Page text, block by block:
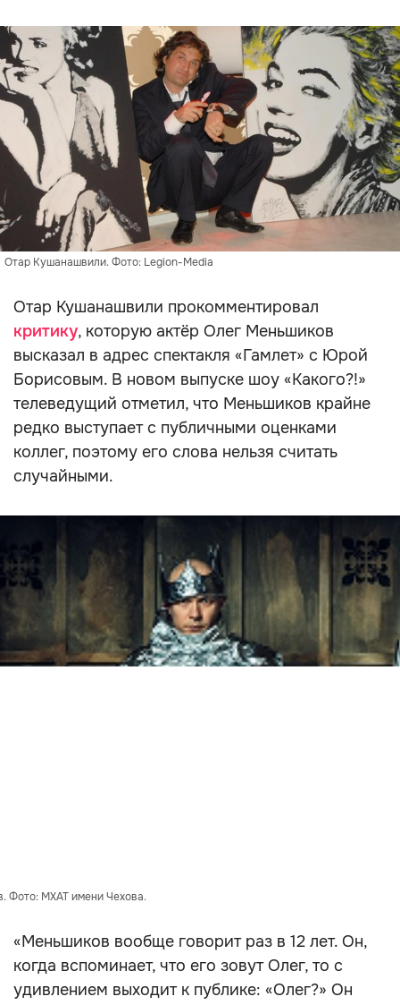
Отар Кушанашвили. Фото: Legion-Media
Отар Кушанашвили прокомментировал
критику, которую актёр Олег Меньшиков
высказал в адрес спектакля «Гамлет» с Юрой
Борисовым. В новом выпуске шоу «Какого?!»
телеведущий отметил, что Меньшиков крайне
редко выступает с публичными оценками
коллег, поэтому его слова нельзя считать
случайными.
Фото: МХАТ имени Чехова.
«Меньшиков вообще говорит раз в 12 лет. Он,
когда вспоминает, что его зовут Олег, то с
удивлением выходит к публике: «Олег?» Он